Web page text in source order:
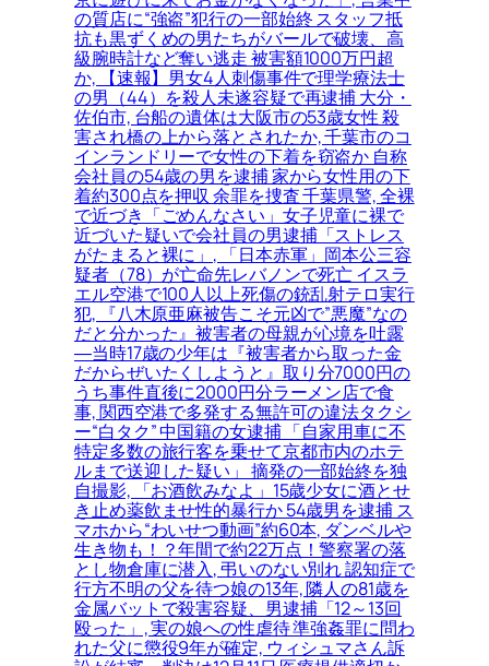
の質店に“強盗”犯行の一部始終 スタッフ抵
抗も黒ずくめの男たちがバールで破壊、高
級腕時計など奪い逃走 被害額1000万円超
か, 【速報】男女4人刺傷事件で理学療法士
の男（44）を殺人未遂容疑で再逮捕 大分・
佐伯市, 台船の遺体は大阪市の53歳女性 殺
害され橋の上から落とされたか, 千葉市のコ
インランドリーで女性の下着を窃盗か 自称
会社員の54歳の男を逮捕 家から女性用の下
着約300点を押収 余罪を捜査 千葉県警, 全裸
で近づき「ごめんなさい」女子児童に裸で
近づいた疑いで会社員の男逮捕「ストレス
がたまると裸に」, 「日本赤軍」岡本公三容
疑者（78）が亡命先レバノンで死亡 イスラ
エル空港で100人以上死傷の銃乱射テロ実行
犯, 『八木原亜麻被告こそ元凶で”悪魔”なの
だと分かった』被害者の母親が心境を吐露
―当時17歳の少年は『被害者から取った金
だからぜいたくしようと』取り分7000円の
うち事件直後に2000円分ラーメン店で食
事, 関西空港で多発する無許可の違法タクシ
ー“白タク” 中国籍の女逮捕 「自家用車に不
特定多数の旅行客を乗せて京都市内のホテ
ルまで送迎した疑い」 摘発の一部始終を独
自撮影, 「お酒飲みなよ」15歳少女に酒とせ
き止め薬飲ませ性的暴行か 54歳男を逮捕 ス
マホから“わいせつ動画”約60本, ダンベルや
生き物も！？年間で約22万点！警察署の落
とし物倉庫に潜入, 弔いのない別れ 認知症で
行方不明の父を待つ娘の13年, 隣人の81歳を
金属バットで殺害容疑、男逮捕「12～13回
殴った」, 実の娘への性虐待 準強姦罪に問わ
れた父に懲役9年が確定, ウィシュマさん訴